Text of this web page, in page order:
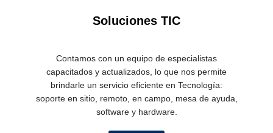
Soluciones TIC
Contamos con un equipo de especialistas
capacitados y actualizados, lo que nos permite
brindarle un servicio eficiente en Tecnología:
soporte en sitio, remoto, en campo, mesa de ayuda,
software y hardware.